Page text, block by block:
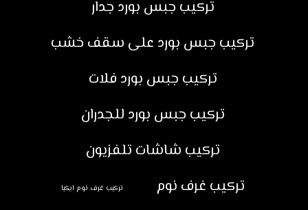
تركيب جبس بورد جدار
تركيب جبس بورد على سقف خشب
تركيب جبس بورد فلات
تركيب جبس بورد للجدران
تركيب شاشات تلفزيون
تركيب غرف نوم
تركيب غرف نوم ايكيا